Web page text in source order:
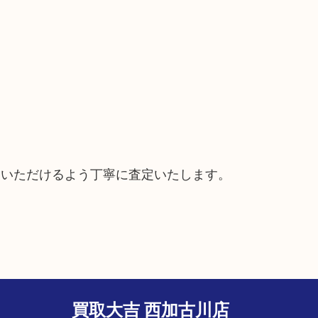
ただけるよう丁寧に査定いたします。
買取大吉 西加古川店